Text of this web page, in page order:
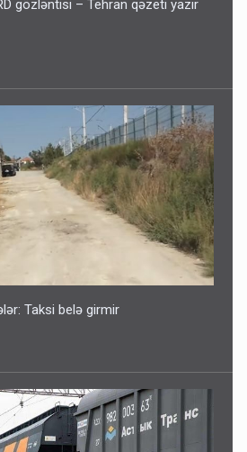
gözləntisi – Tehran qəzeti yazır
Taksi belə girmir